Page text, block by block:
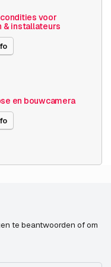
voor
& installateurs
en bouwcamera
te beantwoorden of om